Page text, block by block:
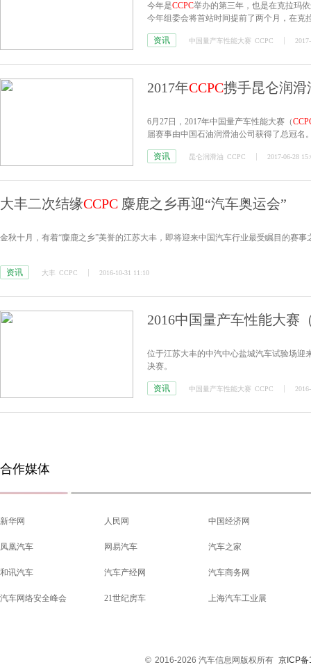
今年是CCPC举办的第三年，也是在克拉玛
今年组委会将首站时间提前了两个月，在克
资讯 中国量产车性能大赛 CCPC
2017年CCPC携手昆仑润滑
6月27日，2017年中国量产车性能大赛（
届赛事由中国石油润滑油公司获得了总冠名
资讯
昆仑润滑油 CCPC 2017-06-28
大丰二次结缘CCPC 麋鹿之乡再迎“汽车奥运会”
金秋十月，有着“麋鹿之乡”美誉的江苏大丰，即将迎来中国汽车行业最受瞩目的赛
资讯 大丰 CCPC 2016-10-31 11:10
2016中国量产车性能大赛
位于江苏大丰的中汽中心盐城汽车试验场
决赛。
资讯 中国量产车性能大赛 CCPC
合作媒体
新华网 人民网 中国经济网
凤凰汽车 网易汽车 汽车之家
和讯汽车 汽车产经网 汽车商务网
汽车网络安全峰会 21世纪房车 上海汽车工业展
© 2016-2026 汽车信息网版权所有 京ICP